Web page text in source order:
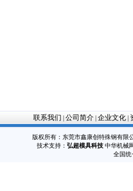
联系我们 公司简介| 企业文化|
版权所有：东莞市鑫康创特殊钢有限
技术支持： 弘超模具科技 中华机械
全国